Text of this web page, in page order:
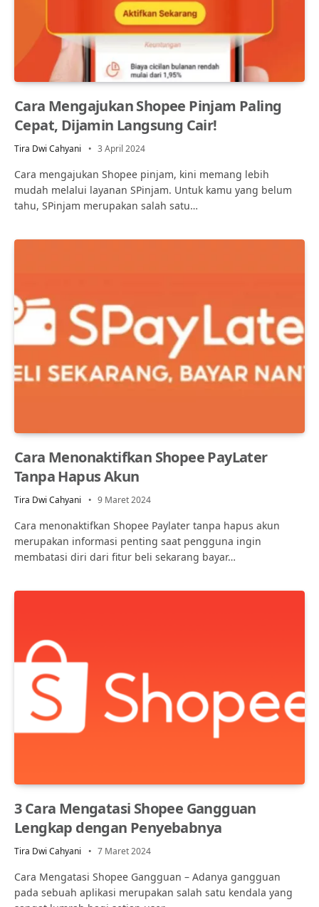
Cara Mengajukan Shopee Pinjam Paling
Cepat, Dijamin Langsung Cair!
Tira Dwi Cahyani 3 April 2024
Cara mengajukan Shopee pinjam, kini memang lebih
mudah melalui layanan SPinjam. Untuk kamu yang belum
tahu, SPinjam merupakan salah satu…
Cara Menonaktifkan Shopee PayLater
Tanpa Hapus Akun
Tira Dwi Cahyani 9 Maret 2024
Cara menonaktifkan Shopee Paylater tanpa hapus akun
merupakan informasi penting saat pengguna ingin
membatasi diri dari fitur beli sekarang bayar…
3 Cara Mengatasi Shopee Gangguan
Lengkap dengan Penyebabnya
Tira Dwi Cahyani 7 Maret 2024
Cara Mengatasi Shopee Gangguan – Adanya gangguan
pada sebuah aplikasi merupakan salah satu kendala yang